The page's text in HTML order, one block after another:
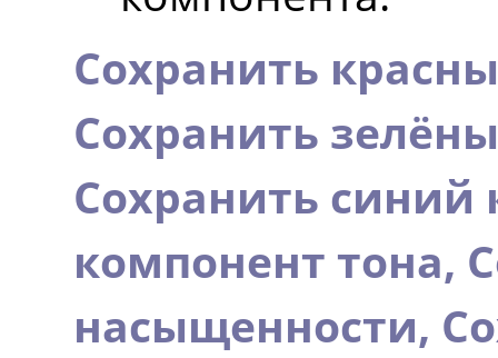
Сохранить
Сохранить
Сохранить
компонент тона,
насыщенности,